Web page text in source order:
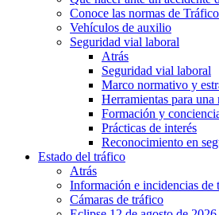
Conoce las normas de Tráfico
Vehículos de auxilio
Seguridad vial laboral
Atrás
Seguridad vial laboral
Marco normativo y
Herramientas para
Formación y
Prácticas de interés
Reconocimiento en
Estado del tráfico
Atrás
Información e incidencias de
Cámaras de tráfico